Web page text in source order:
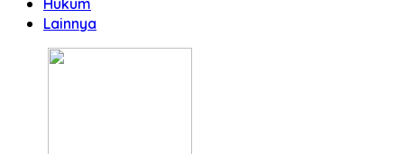
Hukum
Lainnya